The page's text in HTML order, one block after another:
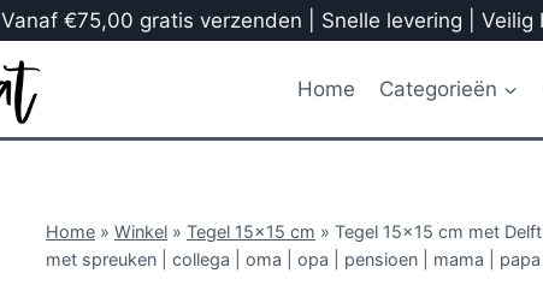
Vanaf €75,00 gratis verzenden | Snelle levering |
Home Categorieën
Home » Winkel » Tegel 15x15 cm » Tegel 15×15 cm met
met spreuken | collega | oma | opa | pensioen | mama |